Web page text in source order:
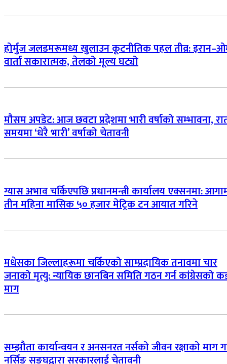
होर्मुज जलडमरूमध्य खुलाउन कूटनीतिक पहल तीव्र:
वार्ता सकारात्मक, तेलको मूल्य घट्यो
मौसम अपडेट: आज छवटा प्रदेशमा भारी वर्षाको सम्भावना,
समयमा ‘धेरै भारी’ वर्षाको चेतावनी
ग्यास अभाव चर्किएपछि प्रधानमन्त्री कार्यालय एक्सनमा:
तीन महिना मासिक ५० हजार मेट्रिक टन आयात गरिने
मधेसका जिल्लाहरूमा चर्किएको साम्प्रदायिक तनावमा चार
जनाको मृत्यु: न्यायिक छानबिन समिति गठन गर्न कांग्रेसको
माग
सम्झौता कार्यान्वयन र अनसनरत नर्सको जीवन रक्षाको माग